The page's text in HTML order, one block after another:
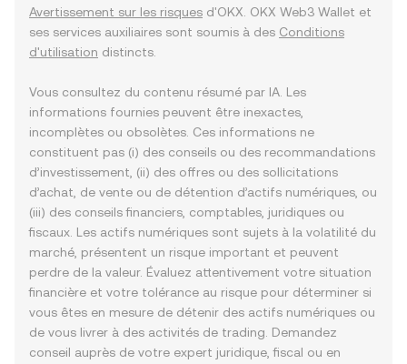
Avertissement sur les risques d'OKX. OKX Web3 Wallet et
ses services auxiliaires sont soumis à des Conditions
d'utilisation distincts.
Vous consultez du contenu résumé par IA. Les
informations fournies peuvent être inexactes,
incomplètes ou obsolètes. Ces informations ne
constituent pas (i) des conseils ou des recommandations
d’investissement, (ii) des offres ou des sollicitations
d’achat, de vente ou de détention d’actifs numériques, ou
(iii) des conseils financiers, comptables, juridiques ou
fiscaux. Les actifs numériques sont sujets à la volatilité du
marché, présentent un risque important et peuvent
perdre de la valeur. Évaluez attentivement votre situation
financière et votre tolérance au risque pour déterminer si
vous êtes en mesure de détenir des actifs numériques ou
de vous livrer à des activités de trading. Demandez
conseil auprès de votre expert juridique, fiscal ou en